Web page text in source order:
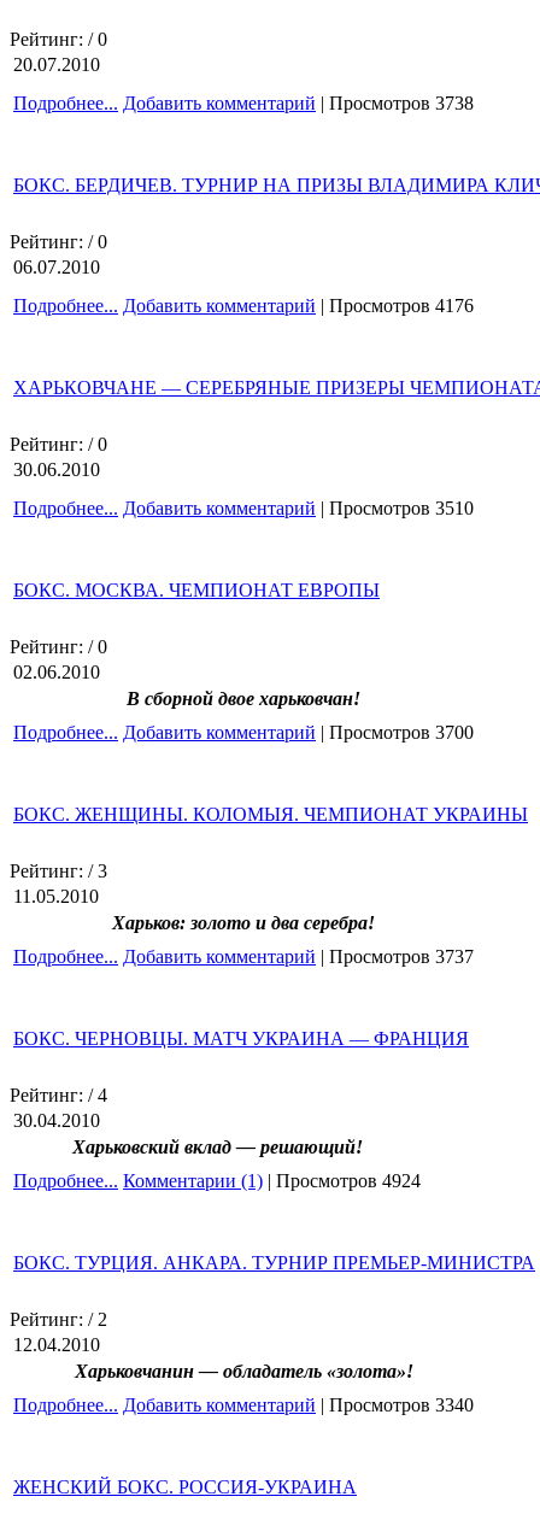
Рейтинг: / 0
20.07.2010
Подробнее... Добавить комментарий | Просмотров 3738
БОКС. БЕРДИЧЕВ. ТУРНИР НА ПРИЗЫ ВЛАДИМИРА
Рейтинг: / 0
06.07.2010
Подробнее... Добавить комментарий | Просмотров 4176
ХАРЬКОВЧАНЕ — СЕРЕБРЯНЫЕ ПРИЗЕРЫ
Рейтинг: / 0
30.06.2010
Подробнее... Добавить комментарий | Просмотров 3510
БОКС. МОСКВА. ЧЕМПИОНАТ ЕВРОПЫ
Рейтинг: / 0
02.06.2010
В сборной двое харьковчан!
Подробнее... Добавить комментарий | Просмотров 3700
БОКС. ЖЕНЩИНЫ. КОЛОМЫЯ. ЧЕМПИОНАТ УКРАИНЫ
Рейтинг: / 3
11.05.2010
Харьков: золото и два серебра!
Подробнее... Добавить комментарий | Просмотров 3737
БОКС. ЧЕРНОВЦЫ. МАТЧ УКРАИНА — ФРАНЦИЯ
Рейтинг: / 4
30.04.2010
Харьковский вклад — решающий!
Подробнее... Комментарии (1) | Просмотров 4924
БОКС. ТУРЦИЯ. АНКАРА. ТУРНИР ПРЕМЬЕР-МИНИСТРА
Рейтинг: / 2
12.04.2010
Харьковчанин — обладатель «золота»!
Подробнее... Добавить комментарий | Просмотров 3340
ЖЕНСКИЙ БОКС. РОССИЯ-УКРАИНА